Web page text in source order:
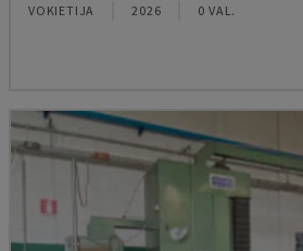
VOKIETIJA 2026 0 VAL.